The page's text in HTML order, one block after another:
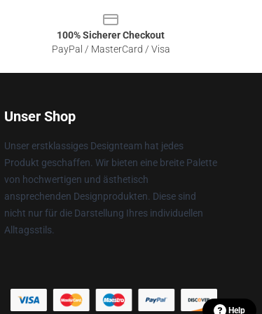
100% Sicherer Checkout
PayPal / MasterCard / Visa
Unser Shop
Unser erstklassiges Designteam hat jedes
Produkt geschaffen. Wir bieten eine breite Palette
von hochwertigen und ästhetisch
ansprechenden Designprodukten. Diese sind
nicht nur für die Darstellung Ihres individuellen
Alltagsstils.
Help